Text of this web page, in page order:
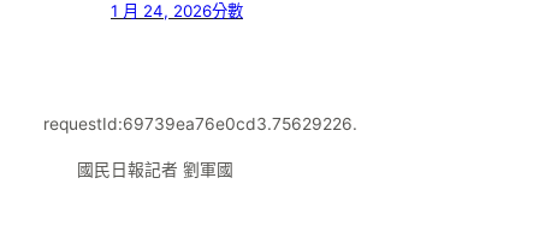
1 月 24, 2026分數
requestId:69739ea76e0cd3.75629226.
國民日報記者 劉軍國